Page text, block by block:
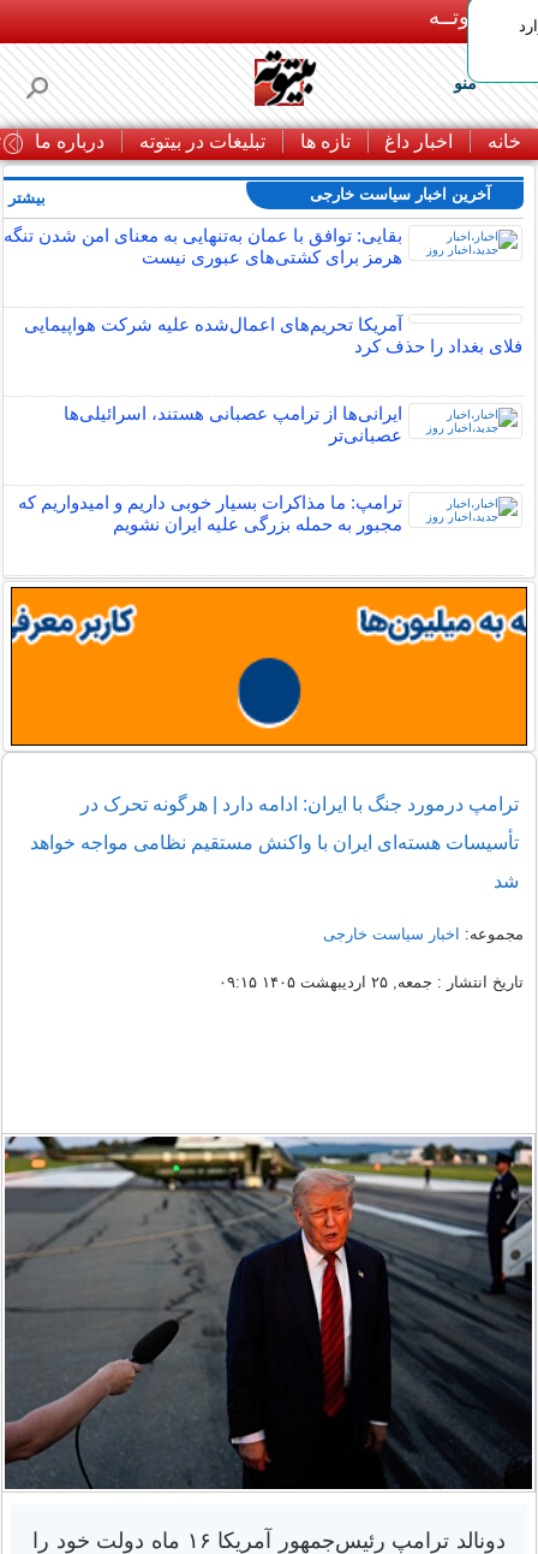
بـیتوتــه
منو
خانه اخبار داغ تازه ها تبلیغات در بیتوته درباره ما
آخرین اخبار سیاست خارجی
بقایی: توافق با عمان به‌تنهایی به معنای امن شدن تنگه
هرمز برای کشتی‌های عبوری نیست
آمریکا تحریم‌های اعمال‌شده علیه شرکت هواپیمایی
فلای بغداد را حذف کرد
ایرانی‌ها از ترامپ عصبانی هستند، اسرائیلی‌ها
عصبانی‌تر
ترامپ: ما مذاکرات بسیار خوبی داریم و امیدواریم که
مجبور به حمله بزرگی علیه ایران نشویم
بیشتر
ترامپ درمورد جنگ با ایران: ادامه دارد | هرگونه تحرک در
تأسیسات هسته‌ای ایران با واکنش مستقیم نظامی مواجه خواهد
شد
مجموعه: اخبار سیاست خارجی
تاریخ انتشار : جمعه, ۲۵ اردیبهشت ۱۴۰۵ ۰۹:۱۵
دونالد ترامپ رئیس‌جمهور آمریکا ۱۶ ماه دولت خود را